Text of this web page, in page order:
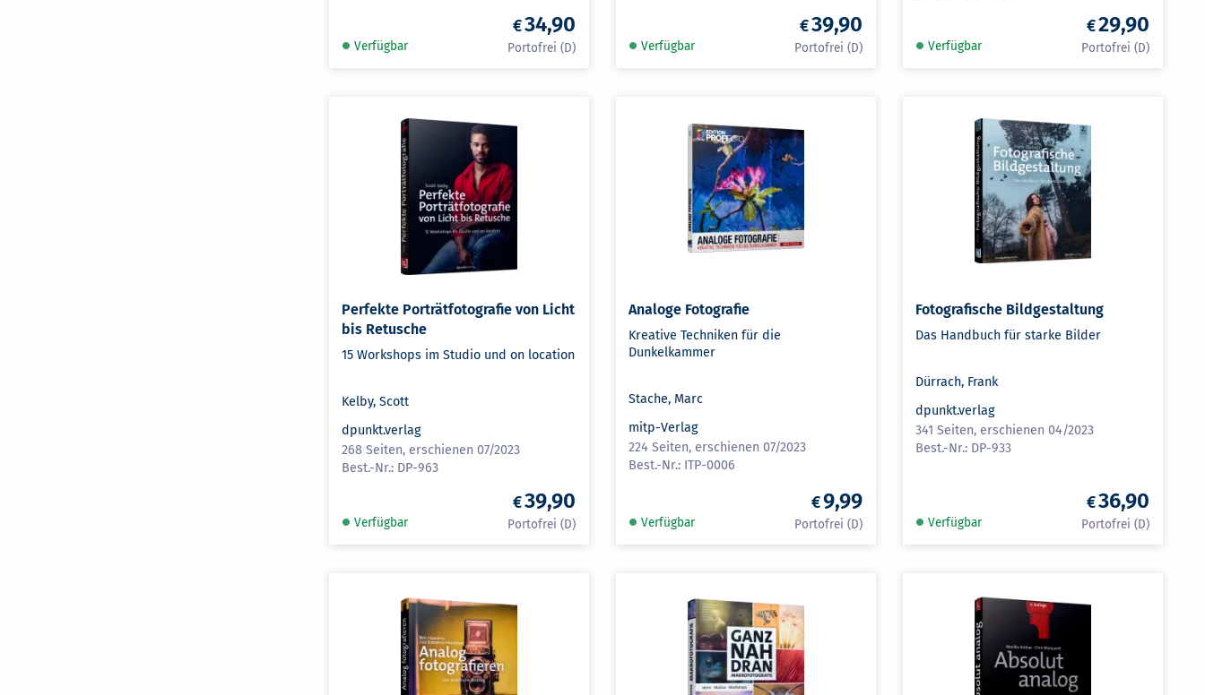
Verfügbar
34,90
Verfügbar
39,90
Verfügbar
29,90
Perfekte Porträtfotografie von Licht
bis Retusche
15 Workshops im Studio und on location
Kelby, Scott
dpunkt.verlag
268 Seiten, erschienen 07/2023
DP-963
Verfügbar
39,90
Analoge Fotografie
Kreative Techniken für die
Dunkelkammer
Stache, Marc
mitp-Verlag
224 Seiten, erschienen 07/2023
ITP-0006
Verfügbar
9,99
Fotografische Bildgestaltung
Das Handbuch für starke Bilder
Dürrach, Frank
dpunkt.verlag
341 Seiten, erschienen 04/2023
DP-933
Verfügbar
36,90